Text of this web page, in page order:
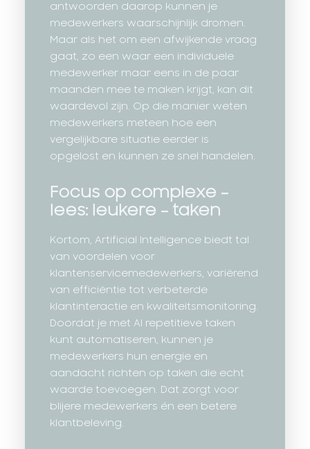
antwoorden daarop kunnen je
medewerkers waarschijnlijk dromen.
Maar als het om een afwijkende vraag
gaat, zo een waar een individuele
medewerker maar eens in de paar
maanden mee te maken krijgt, kan dit
waardevol zijn. Op die manier weten
medewerkers meteen hoe een
vergelijkbare situatie eerder is
opgelost en kunnen ze snel handelen.
Focus op complexe –
lees: leukere – taken
Kortom, Artificial Intelligence biedt tal
van voordelen voor
klantenservicemedewerkers, variërend
van efficiëntie tot verbeterde
klantinteractie en kwaliteitsmonitoring.
Doordat je met AI repetitieve taken
kunt automatiseren, kunnen je
medewerkers hun energie en
aandacht richten op taken die echt
waarde toevoegen. Dat zorgt voor
blijere medewerkers én een betere
klantbeleving.